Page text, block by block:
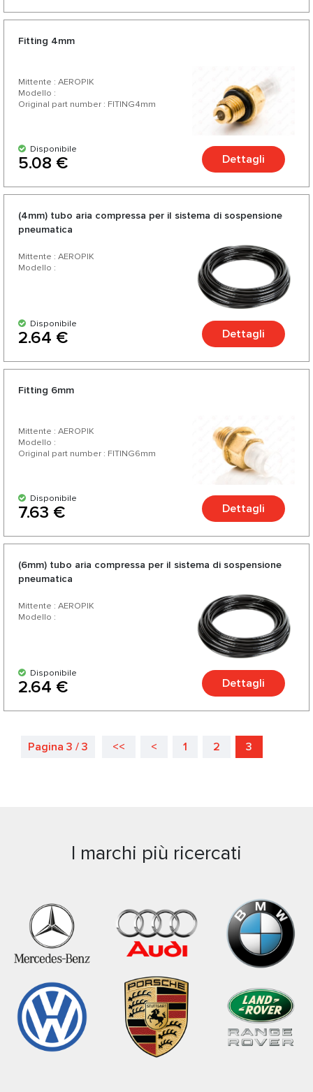
Fitting 4mm
Mittente : AEROPIK
Modello :
Original part number : FITING4mm
Disponibile
5.08 € Dettagli
(4mm) tubo aria compressa per il sistema di sospensione
pneumatica
Mittente : AEROPIK
Modello :
Disponibile
2.64 € Dettagli
Fitting 6mm
Mittente : AEROPIK
Modello :
Original part number : FITING6mm
Disponibile
7.63 € Dettagli
(6mm) tubo aria compressa per il sistema di sospensione
pneumatica
Mittente : AEROPIK
Modello :
Disponibile
2.64 € Dettagli
Pagina 3 / 3 << < 1 2 3
I marchi più ricercati